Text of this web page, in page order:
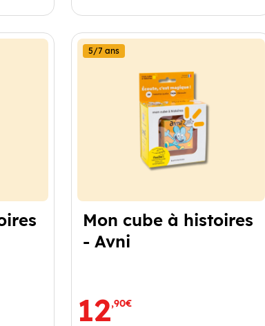
Mon cube à histoires
- Avni
5/7 ans
12,90€